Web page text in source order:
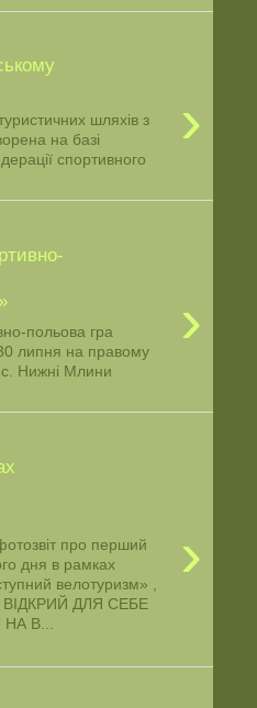
›
шляхів з
на базі
спортивного
›
польова гра
липня на правому
с. Нижні Млини
›
про перший
дня в рамках
велотуризм» ,
- ВІДКРИЙ ДЛЯ СЕБЕ
В...